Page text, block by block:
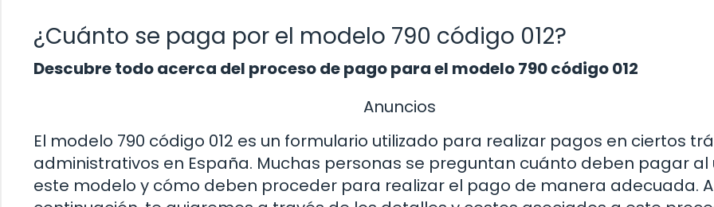
¿Cuánto se paga por el modelo 790 código 012?
Descubre todo acerca del proceso de pago para el modelo 790 código 012
Anuncios
El modelo 790 código 012 es un formulario utilizado para realizar pagos en ciertos
administrativos en España. Muchas personas se preguntan cuánto deben pagar al
este modelo y cómo deben proceder para realizar el pago de manera adecuada. A